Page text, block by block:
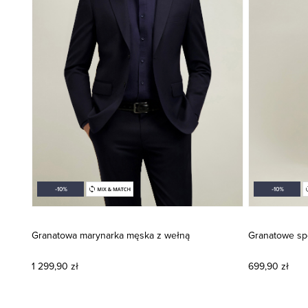
Granatowa marynarka męska z wełną
1 299,90 zł
Granatowe
699,90 zł